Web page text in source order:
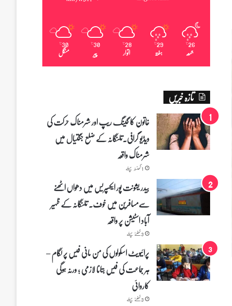
26
℃
جمعہ
29
℃
ہفتہ
28
℃
اتوار
30
℃
پیر
30
℃
منگل
تازہ خبریں
خاتون کا گینگ ریپ اور شرمناک حرکت کی
ویڈیو گرافی۔تلنگانہ کے ضلع جگتیال میں
شرمناک واقعہ
1 گھنٹہ پہلے
بیدر یشونت پور ایکسپریس میں دھواں اٹھنے
سے‌مسافرین میں خوف۔ تلنگانہ کے ظہیر
آباد اسٹیشن پر واقعہ
3 گھنٹے پہلے
پرائیویٹ اسکولوں کی من مانی فیس پر لگام –
ہر جماعت کی فیس بتانا لازمی ؛ ورنہ ہوگی
کاروائی
3 گھنٹے پہلے